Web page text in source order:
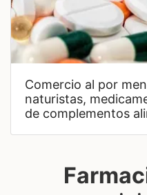
comercio al por menor de productos
naturistas,
de complementos